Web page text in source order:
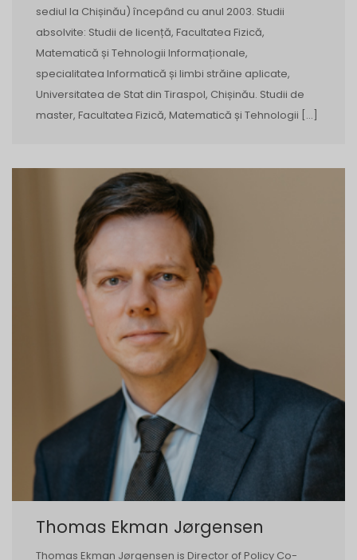
sediul la Chișinău) începând cu anul 2003. Studii
absolvite: Studii de licență, Facultatea Fizică,
Matematică și Tehnologii Informaționale,
specialitatea Informatică și limbi străine aplicate,
Universitatea de Stat din Tiraspol, Chișinău. Studii de
master, Facultatea Fizică, Matematică și Tehnologii […]
Thomas Ekman Jørgensen
Thomas Ekman Jørgensen is Director of Policy Co-